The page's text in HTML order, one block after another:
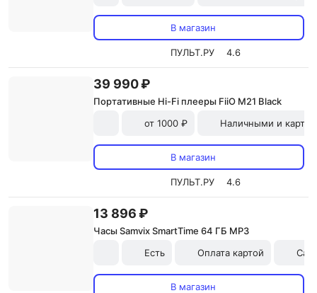
В магазин
ПУЛЬТ.РУ 4.6
39 990 ₽
Портативные Hi-Fi плееры FiiO M21 Black
от 1000 ₽
Наличными и картой
В магазин
ПУЛЬТ.РУ 4.6
13 896 ₽
Часы Samvix SmartTime 64 ГБ MP3
Есть
Оплата картой
В магазин